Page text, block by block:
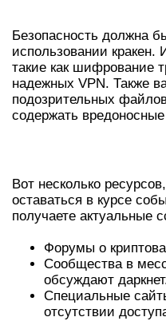
Безопасность должна
использовании
такие как шифрование
надежных VPN. Также
подозрительных
содержать
Вот несколько
оставаться в курсе
получаете актуальные
Форумы о
Сообщества в
обсуждают
Специальные
отсутствии